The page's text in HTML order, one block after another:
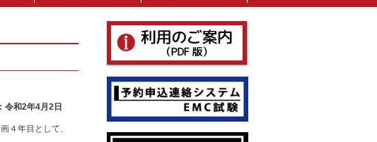
日
４年目として、